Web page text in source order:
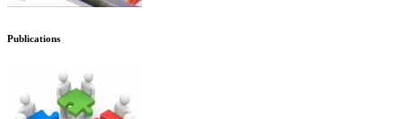
Publications